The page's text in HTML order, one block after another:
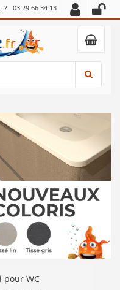
? 03 29 66 34 13
pour WC